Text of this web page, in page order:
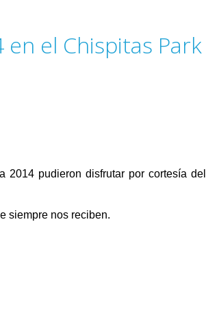
el Chispitas Park
pudieron disfrutar por cortesía
siempre nos reciben.